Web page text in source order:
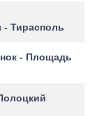
Тирасполь
- Площадь